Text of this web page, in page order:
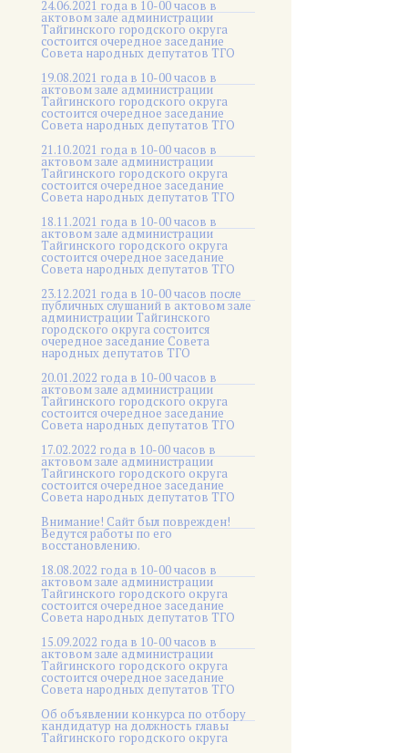
24.06.2021 года в 10-00 часов в
актовом зале администрации
Тайгинского городского округа
состоится очередное заседание
Совета народных депутатов ТГО
19.08.2021 года в 10-00 часов в
актовом зале администрации
Тайгинского городского округа
состоится очередное заседание
Совета народных депутатов ТГО
21.10.2021 года в 10-00 часов в
актовом зале администрации
Тайгинского городского округа
состоится очередное заседание
Совета народных депутатов ТГО
18.11.2021 года в 10-00 часов в
актовом зале администрации
Тайгинского городского округа
состоится очередное заседание
Совета народных депутатов ТГО
23.12.2021 года в 10-00 часов после
публичных слушаний в актовом зале
администрации Тайгинского
городского округа состоится
очередное заседание Совета
народных депутатов ТГО
20.01.2022 года в 10-00 часов в
актовом зале администрации
Тайгинского городского округа
состоится очередное заседание
Совета народных депутатов ТГО
17.02.2022 года в 10-00 часов в
актовом зале администрации
Тайгинского городского округа
состоится очередное заседание
Совета народных депутатов ТГО
Внимание! Сайт был поврежден!
Ведутся работы по его
восстановлению.
18.08.2022 года в 10-00 часов в
актовом зале администрации
Тайгинского городского округа
состоится очередное заседание
Совета народных депутатов ТГО
15.09.2022 года в 10-00 часов в
актовом зале администрации
Тайгинского городского округа
состоится очередное заседание
Совета народных депутатов ТГО
Об объявлении конкурса по отбору
кандидатур на должность главы
Тайгинского городского округа